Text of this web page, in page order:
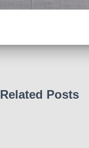
Related Posts